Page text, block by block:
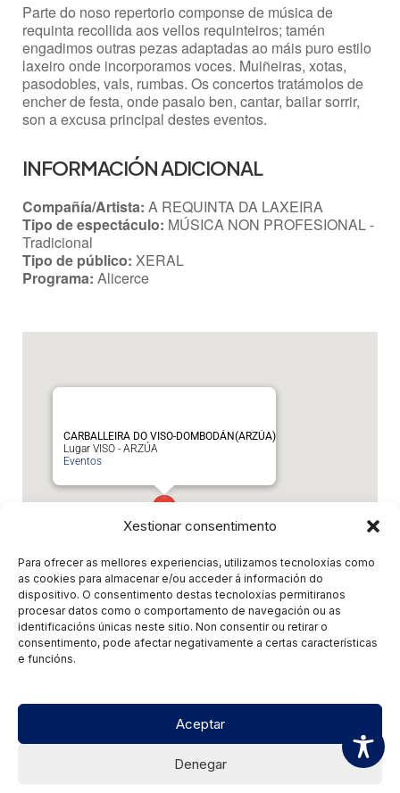
Xestionar consentimento
Para ofrecer as mellores experiencias, utilizamos tecnoloxías como
as cookies para almacenar e/ou acceder á información do
dispositivo. O consentimento destas tecnoloxías permitiranos
procesar datos como o comportamento de navegación ou as
identificacións únicas neste sitio. Non consentir ou retirar o
consentimento, pode afectar negativamente a certas características
e funcións.
Aceptar
Denegar
Parte do noso repertorio componse de música de
requinta recollida aos vellos requinteiros; tamén
engadimos outras pezas adaptadas ao máis puro estilo
laxeiro onde incorporamos voces. Muiñeiras, xotas,
pasodobles, vals, rumbas. Os concertos tratámolos de
encher de festa, onde pasalo ben, cantar, bailar sorrir,
son a excusa principal destes eventos.
INFORMACIÓN ADICIONAL
Compañía/Artista: A REQUINTA DA LAXEIRA
Tipo de espectáculo: MÚSICA NON PROFESIONAL -
Tradicional
Tipo de público: XERAL
Programa: Alicerce
CARBALLEIRA DO VISO-DOMBODÁN(ARZÚA)
Lugar VISO - ARZÚA
Eventos
Eventos relacionados